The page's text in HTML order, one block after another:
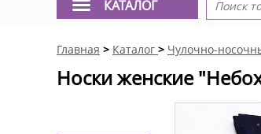
КАТАЛОГ
Главная > Каталог > Чулочно-
Носки женские